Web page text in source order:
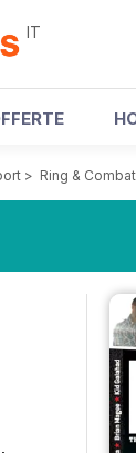
IT
> Ring &